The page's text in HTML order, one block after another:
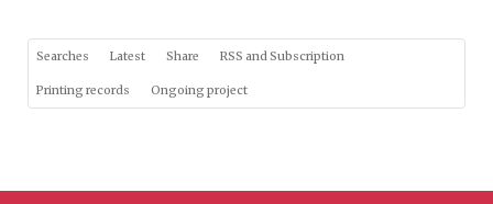
Searches Latest Share RSS and Subscription
Printing records Ongoing project